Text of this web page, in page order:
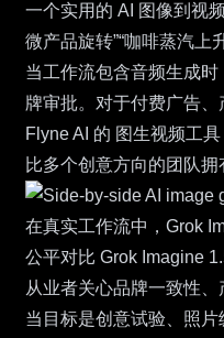
一个实用的 AI 图像到视
微产品旋转”“咖啡蒸汽上
当工作流包含音频生成
牌审批。对于付费广告
Flyne AI 的 图生视频工具
比多个创意方向的团队拥
在真实工作流中，Grok
公平对比 Grok Imagine
从业者关心品牌一致性
当目标是创意试验、照